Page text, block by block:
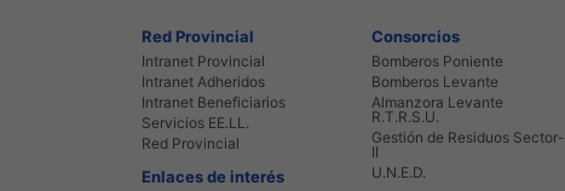
Red Provincial
Intranet Provincial
Intranet Adheridos
Intranet Beneficiarios
Servicios EE.LL.
Red Provincial
Enlaces de interés
Consorcios
Bomberos Poniente
Bomberos Levante
Almanzora Levante
R.T.R.S.U.
Gestión de Residuos Sector-
II
U.N.E.D.